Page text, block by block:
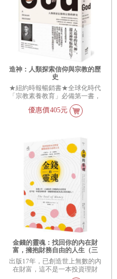
造神：人類探索信仰與宗教的歷
史
★紐約時報暢銷書★全球化時代
「宗教素養教育」必備第一書，
宗教學者、公共知識份子雷薩˙阿
斯蘭最新力作。從多元信仰視野
神的歷史，是否就是我們人類的
故事？人類又該如何超越偏見迷
思，踏上更豐盛的精神旅程？在
本書中，阿斯蘭從人類天性出發
去探討，卻不走向虛無，而是啟
發讀者：信仰是一種選擇——你
可以做出選擇，你不必懼怕神。
優惠價405元
金錢的靈魂：找回你的內在財
富，擁抱財務自由的人生（三
版）
出版17年，已創造世上無數的內
在財富，這不是一本投資理財
書，卻能幫助你成為真正的有錢